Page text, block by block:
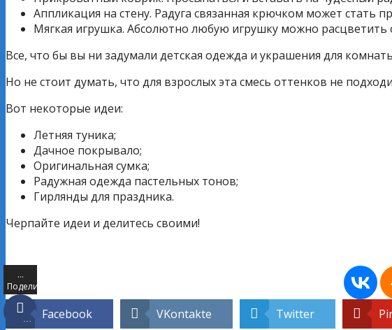
Аппликация на стену. Радуга связанная крючком может
Мягкая игрушка. Абсолютно любую игрушку можно расцветить
Все, что бы вы ни задумали детская одежда и украшения для
Но не стоит думать, что для взрослых эта смесь оттенков не
Вот некоторые идеи:
Летняя туника;
Дачное покрывало;
Оригинальная сумка;
Радужная одежда пастельных тонов;
Гирлянды для праздника.
Черпайте идеи и делитесь своими!
Facebook VKontakte Twitter
…
Поделились